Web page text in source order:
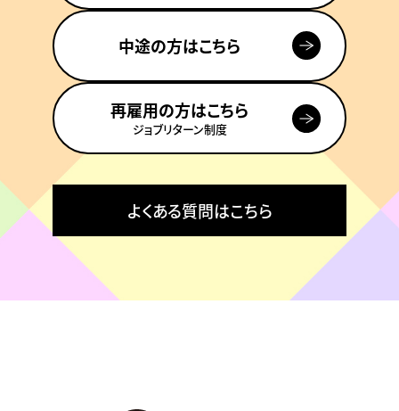
中途の方はこちら
再雇用の方はこちら
ジョブリターン制度
よくある質問はこちら